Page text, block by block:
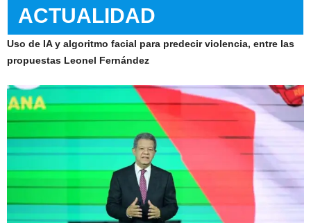
ACTUALIDAD
Uso de IA y algoritmo facial para predecir violencia, entre las
propuestas Leonel Fernández